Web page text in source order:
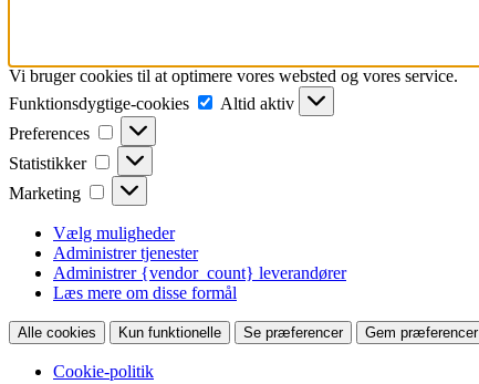
Vi bruger cookies til at optimere vores websted og vores service.
Funktionsdygtige-cookies
Funktionsdygtige-
cookies
Altid aktiv
Preferences
Preferences
Statistikker Statistikker
Marketing Marketing
Vælg muligheder
Administrer tjenester
Administrer {vendor_count} leverandører
Læs mere om disse formål
Alle cookies Kun funktionelle Se præferencer Gem præferencer
Cookie-politik